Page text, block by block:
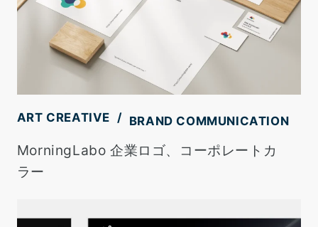
ART CREATIVE BRAND COMMUNICATION
MorningLabo 企業ロゴ、コーポレートカ
ラー